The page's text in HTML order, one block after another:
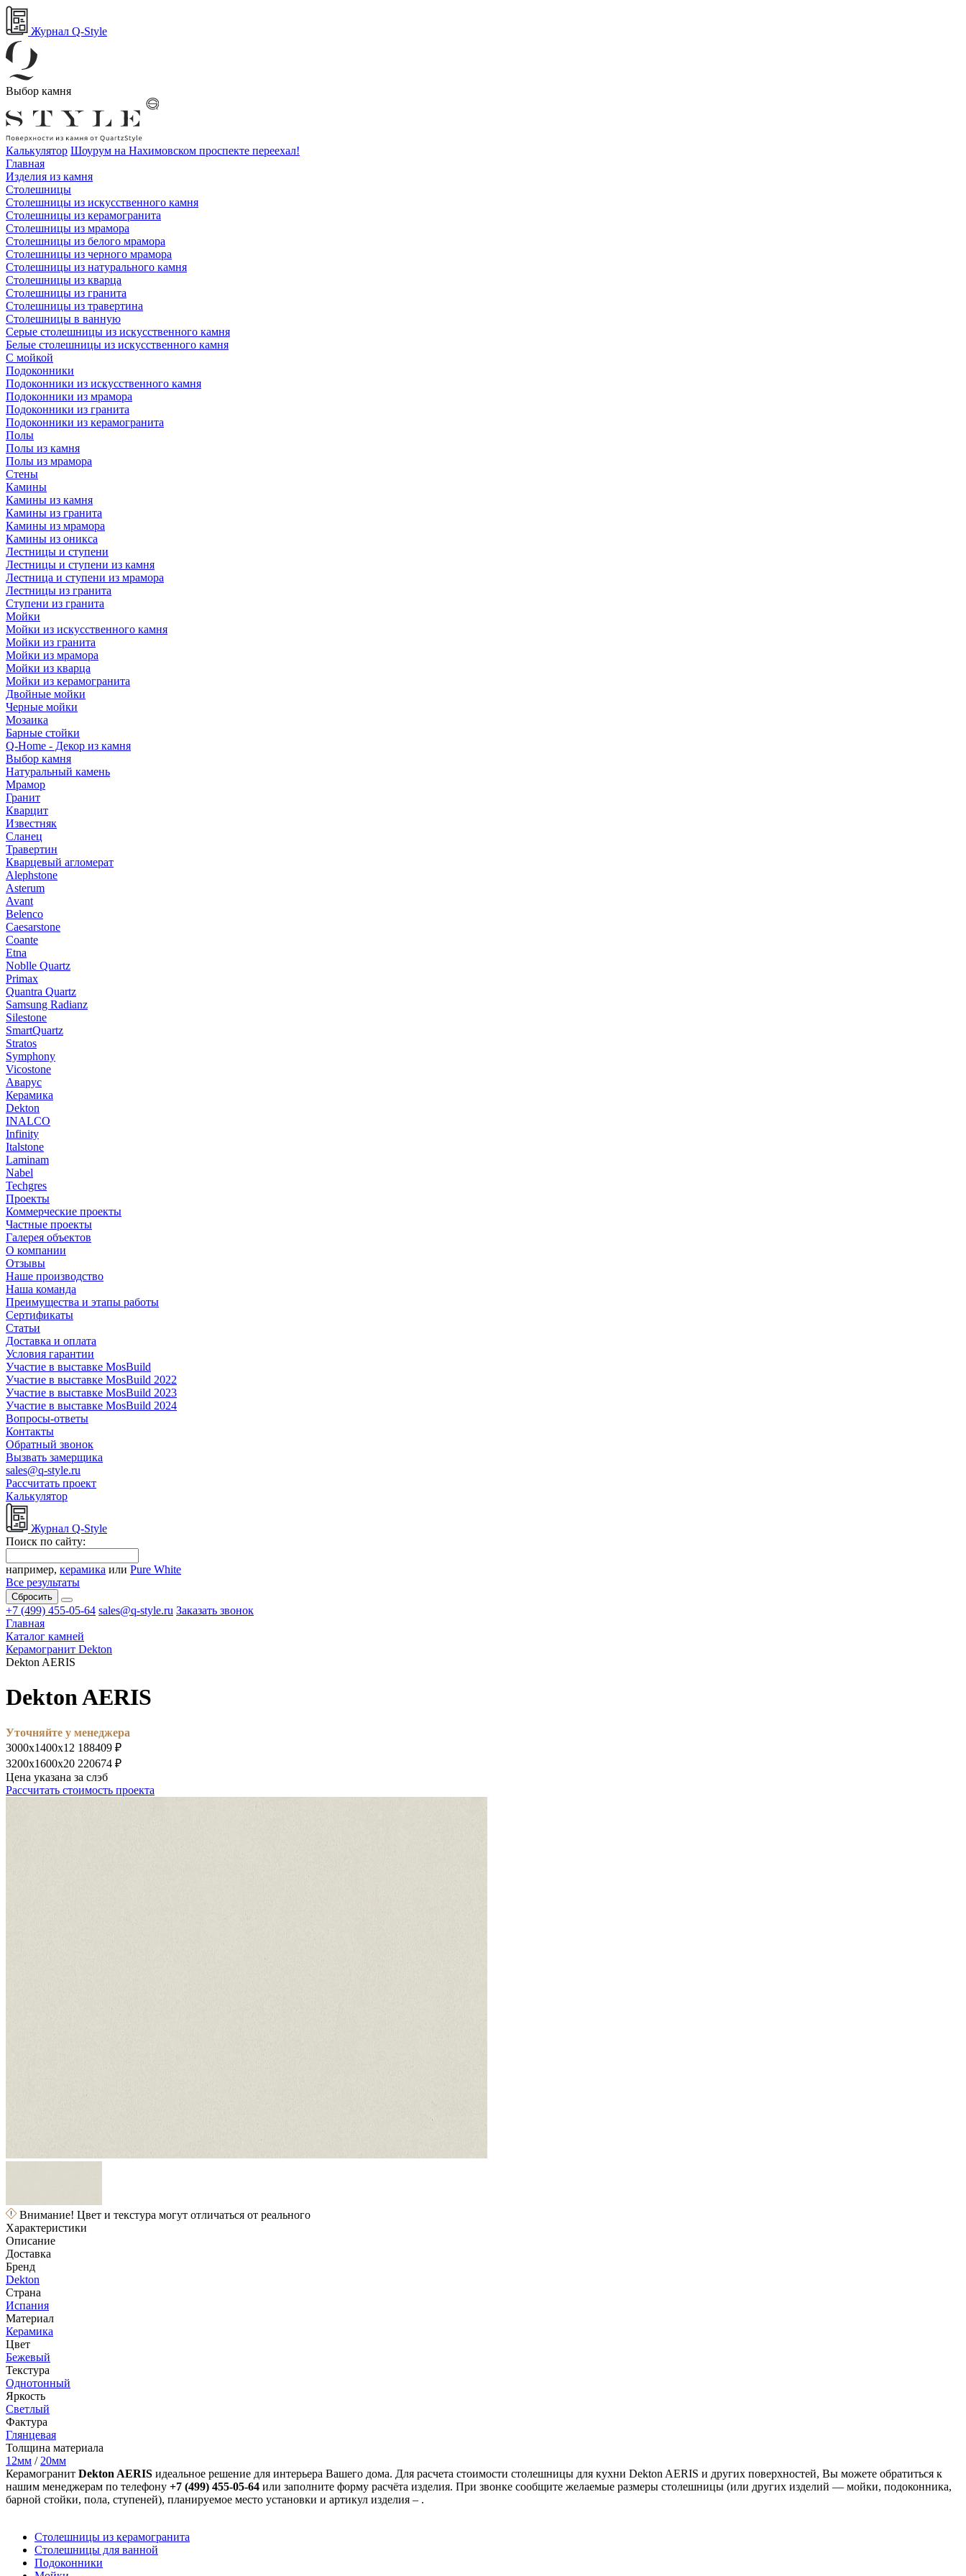
Журнал Q-Style
Выбор камня
Калькулятор Шоурум на Нахимовском проспекте переехал!
Главная
Изделия из камня
Столешницы
Столешницы из искусственного камня
Столешницы из керамогранита
Столешницы из мрамора
Столешницы из белого мрамора
Столешницы из черного мрамора
Столешницы из натурального камня
Столешницы из кварца
Столешницы из гранита
Столешницы из травертина
Столешницы в ванную
Серые столешницы из искусственного камня
Белые столешницы из искусственного камня
С мойкой
Подоконники
Подоконники из искусственного камня
Подоконники из мрамора
Подоконники из гранита
Подоконники из керамогранита
Полы
Полы из камня
Полы из мрамора
Стены
Камины
Камины из камня
Камины из гранита
Камины из мрамора
Камины из оникса
Лестницы и ступени
Лестницы и ступени из камня
Лестница и ступени из мрамора
Лестницы из гранита
Ступени из гранита
Мойки
Мойки из искусственного камня
Мойки из гранита
Мойки из мрамора
Мойки из кварца
Мойки из керамогранита
Двойные мойки
Черные мойки
Мозаика
Барные стойки
Q-Home - Декор из камня
Выбор камня
Натуральный камень
Мрамор
Гранит
Кварцит
Известняк
Сланец
Травертин
Кварцевый агломерат
Alephstone
Asterum
Avant
Belenco
Caesarstone
Coante
Etna
Noblle Quartz
Primax
Quantra Quartz
Samsung Radianz
Silestone
SmartQuartz
Stratos
Symphony
Vicostone
Аварус
Керамика
Dekton
INALCO
Infinity
Italstone
Laminam
Nabel
Techgres
Проекты
Коммерческие проекты
Частные проекты
Галерея объектов
О компании
Отзывы
Наше производство
Наша команда
Преимущества и этапы работы
Сертификаты
Статьи
Доставка и оплата
Условия гарантии
Участие в выставке MosBuild
Участие в выставке MosBuild 2022
Участие в выставке MosBuild 2023
Участие в выставке MosBuild 2024
Вопросы-ответы
Контакты
Обратный звонок
Вызвать замерщика
sales@q-style.ru
Рассчитать проект
Калькулятор
Журнал Q-Style
Поиск по сайту:
например, керамика или Pure White
Все результаты
Сбросить
+7 (499) 455-05-64 sales@q-style.ru Заказать звонок
Главная
Каталог камней
Керамогранит Dekton
Dekton AERIS
Dekton AERIS
Уточняйте у менеджера
3000х1400х12 188409 ₽
3200х1600х20 220674 ₽
Цена указана за слэб
Рассчитать стоимость проекта
Внимание! Цвет и текстура могут отличаться от реального
Характеристики
Описание
Доставка
Бренд
Dekton
Страна
Испания
Материал
Керамика
Цвет
Бежевый
Текстура
Однотонный
Яркость
Светлый
Фактура
Глянцевая
Толщина материала
12мм / 20мм
Керамогранит Dekton AERIS идеальное решение для интерьера Вашего дома. Для расчета стоимости столешницы для кухни Dekton AERIS и других поверхностей, Вы можете обратиться к
нашим менеджерам по телефону +7 (499) 455-05-64 или заполните форму расчёта изделия. При звонке сообщите желаемые размеры столешницы (или других изделий — мойки, подоконника,
барной стойки, пола, ступеней), планируемое место установки и артикул изделия – .
Столешницы из керамогранита
Столешницы для ванной
Подоконники